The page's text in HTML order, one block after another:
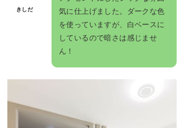
きしだ
気に仕上げました。ダークな色
を使っていますが、白ベースに
しているので暗さは感じませ
ん！